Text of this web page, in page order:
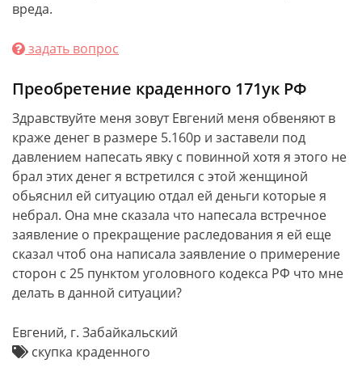
вреда.
задать вопрос
Преобретение краденного 171ук РФ
Здравствуйте меня зовут Евгений меня обвеняют в
краже денег в размере 5.160р и заставели под
давлением напесать явку с повинной хотя я этого не
брал этих денег я встретился с этой женщиной
обьяснил ей ситуацию отдал ей деньги которые я
небрал. Она мне сказала что напесала встречное
заявление о прекращение раследования я ей еще
сказал чтоб она написала заявление о примерение
сторон с 25 пунктом уголовного кодекса РФ что мне
делать в данной ситуации?
Евгений, г. Забайкальский
скупка краденного